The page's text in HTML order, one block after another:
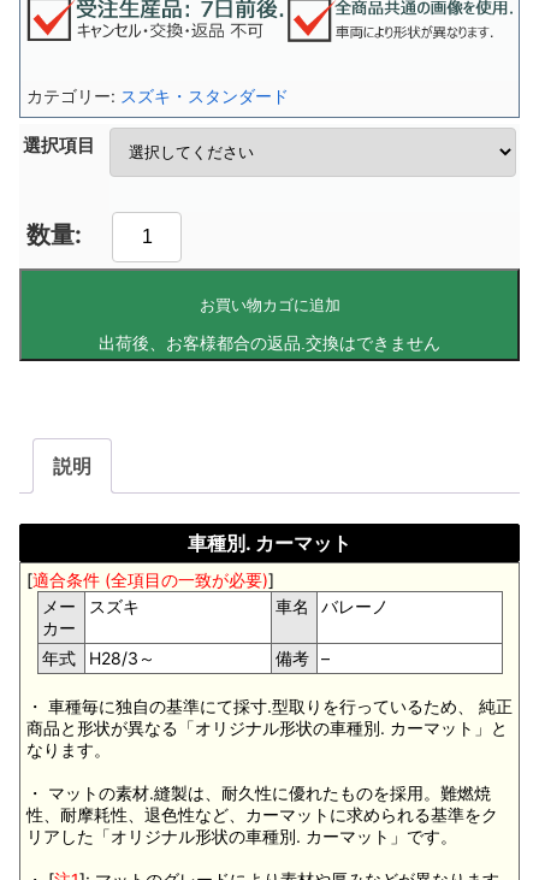
選択項目
お買い物カゴに追加
カテゴリー: スズキ・スタンダード
説明
車種別. カーマット
[適合条件 (全項目の一致が必要)]
メー
カー
スズキ 車名 バレーノ
年式 H28/3～ 備考 –
・ 車種毎に独自の基準にて採寸.型取りを行っているため、 純正
商品と形状が異なる「オリジナル形状の車種別. カーマット」と
なります。
・ マットの素材.縫製は、耐久性に優れたものを採用。難燃焼
性、耐摩耗性、退色性など、カーマットに求められる基準をク
リアした「オリジナル形状の車種別. カーマット」です。